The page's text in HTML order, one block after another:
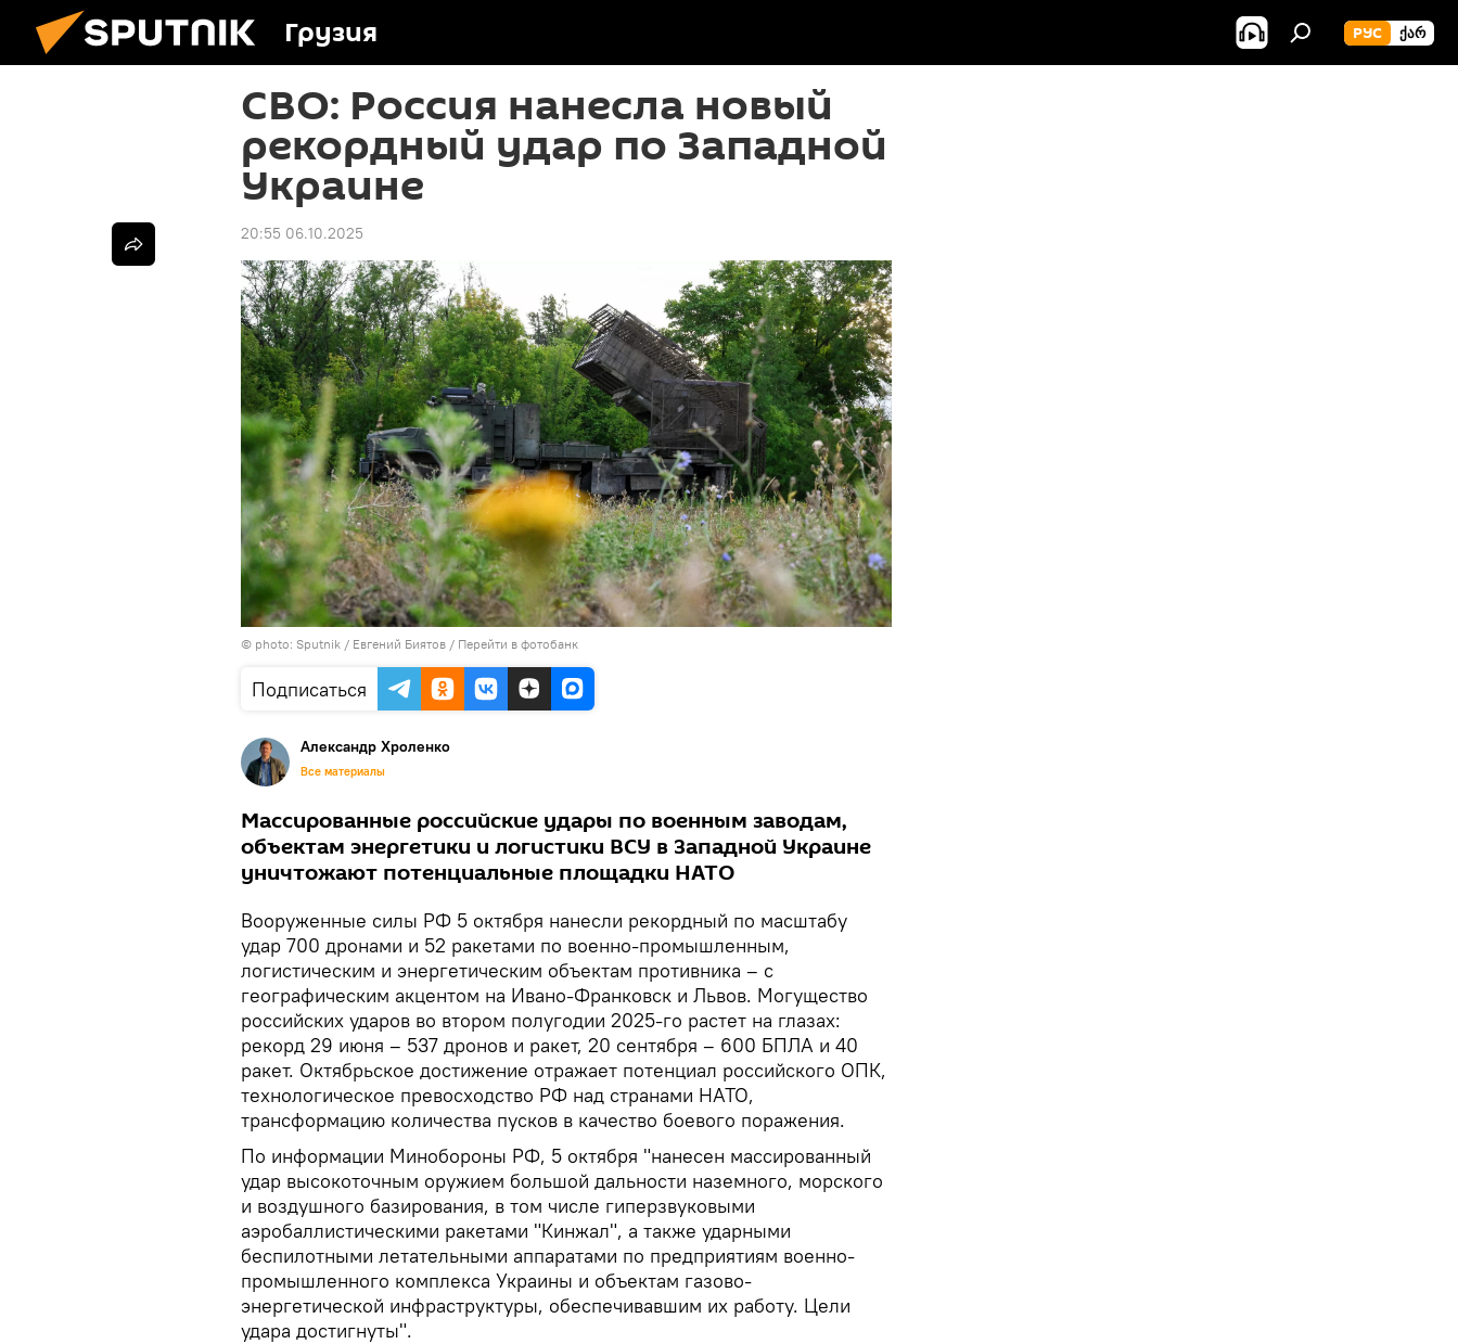
Грузия РУС ᲥᲐᲠ
СВО: Россия нанесла новый
рекордный удар по Западной
Украине
20:55 06.10.2025
© photo: Sputnik / Евгений Биятов / Перейти в фотобанк
Подписаться
Александр Хроленко
Все материалы
Массированные российские удары по военным заводам,
объектам энергетики и логистики ВСУ в Западной Украине
уничтожают потенциальные площадки НАТО
Вооруженные силы РФ 5 октября нанесли рекордный по масштабу
удар 700 дронами и 52 ракетами по военно-промышленным,
логистическим и энергетическим объектам противника – с
географическим акцентом на Ивано-Франковск и Львов. Могущество
российских ударов во втором полугодии 2025-го растет на глазах:
рекорд 29 июня – 537 дронов и ракет, 20 сентября – 600 БПЛА и 40
ракет. Октябрьское достижение отражает потенциал российского ОПК,
технологическое превосходство РФ над странами НАТО,
трансформацию количества пусков в качество боевого поражения.
По информации Минобороны РФ, 5 октября "нанесен массированный
удар высокоточным оружием большой дальности наземного, морского
и воздушного базирования, в том числе гиперзвуковыми
аэробаллистическими ракетами "Кинжал", а также ударными
беспилотными летательными аппаратами по предприятиям военно-
промышленного комплекса Украины и объектам газово-
энергетической инфраструктуры, обеспечивавшим их работу. Цели
удара достигнуты".